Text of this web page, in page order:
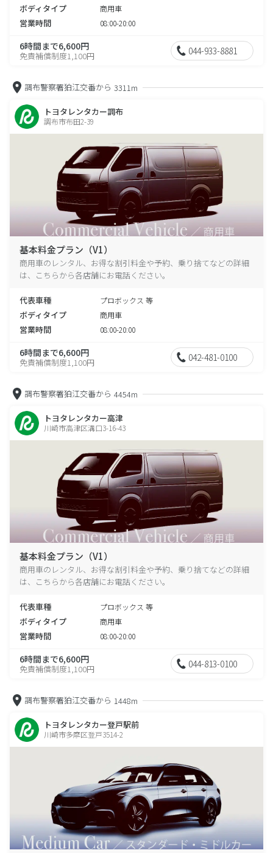
ボディタイプ 商用車
営業時間 08:00-20:00
6時間まで6,600円
免責補償制度1,100円 044-933-8881
調布警察署狛江交番から 3311m
トヨタレンタカー調布
調布市布田2-39
基本料金プラン（V1）
商用車のレンタル、お得な割引料金や予約、乗り捨てなどの詳細
は、こちらから各店舗にお電話ください。
代表車種 プロボックス 等
ボディタイプ 商用車
営業時間 08:00-20:00
6時間まで6,600円
免責補償制度1,100円 042-481-0100
調布警察署狛江交番から 4454m
トヨタレンタカー高津
川崎市高津区溝口3-16-43
基本料金プラン（V1）
商用車のレンタル、お得な割引料金や予約、乗り捨てなどの詳細
は、こちらから各店舗にお電話ください。
代表車種 プロボックス 等
ボディタイプ 商用車
営業時間 08:00-20:00
6時間まで6,600円
免責補償制度1,100円 044-813-0100
調布警察署狛江交番から 1448m
トヨタレンタカー登戸駅前
川崎市多摩区登戸3514-2